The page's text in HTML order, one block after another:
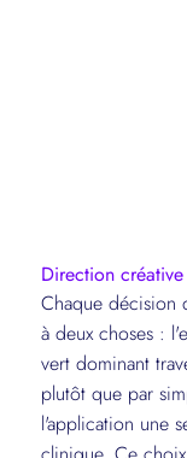
Direction créative
Chaque décision
à deux choses :
vert dominant
plutôt que par
l'application une